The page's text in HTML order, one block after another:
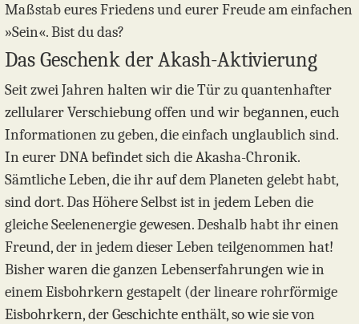
Maßstab eures Friedens und eurer Freude am einfachen
»Sein«. Bist du das?
Das Geschenk der Akash-Aktivierung
Seit zwei Jahren halten wir die Tür zu quantenhafter
zellularer Verschiebung offen und wir begannen, euch
Informationen zu geben, die einfach unglaublich sind.
In eurer DNA befindet sich die Akasha-Chronik.
Sämtliche Leben, die ihr auf dem Planeten gelebt habt,
sind dort. Das Höhere Selbst ist in jedem Leben die
gleiche Seelenenergie gewesen. Deshalb habt ihr einen
Freund, der in jedem dieser Leben teilgenommen hat!
Bisher waren die ganzen Lebenserfahrungen wie in
einem Eisbohrkern gestapelt (der lineare rohrförmige
Eisbohrkern, der Geschichte enthält, so wie sie von